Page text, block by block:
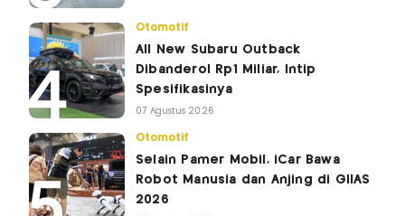
Otomotif
All New Subaru Outback
Dibanderol Rp1 Miliar, Intip
Spesifikasinya
07 Agustus 2026
Otomotif
Selain Pamer Mobil, iCar Bawa
Robot Manusia dan Anjing di GIIAS
2026